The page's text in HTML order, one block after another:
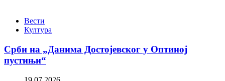
Вести
Култура
Срби на „Данима Достојевског у Оптиној
пустињи“